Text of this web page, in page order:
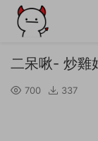
二呆啾- 炒雞
700 337